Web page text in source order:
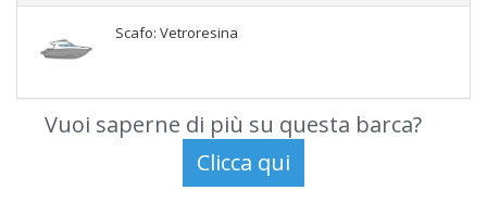
Scafo: Vetroresina
Vuoi saperne di più su questa barca?